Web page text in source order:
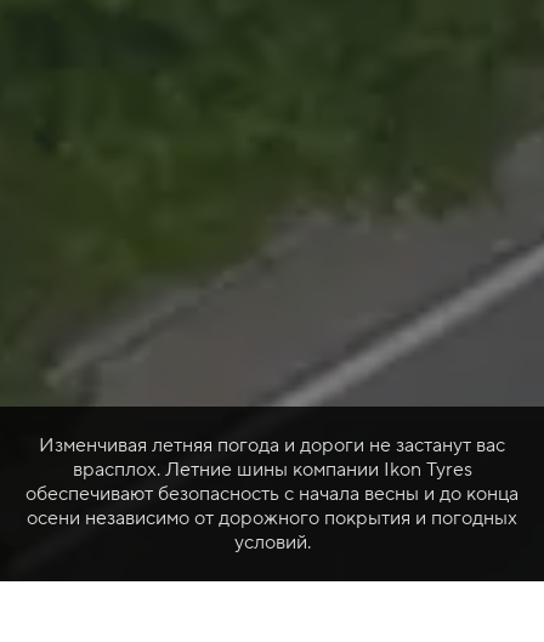
Изменчивая летняя погода и дороги не застанут вас
врасплох. Летние шины компании Ikon Tyres
обеспечивают безопасность с начала весны и до конца
осени независимо от дорожного покрытия и погодных
условий.